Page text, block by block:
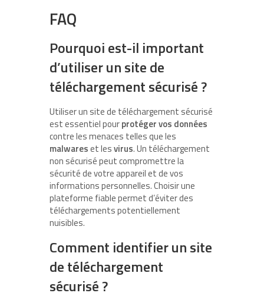
FAQ
Pourquoi est-il important
d’utiliser un site de
téléchargement sécurisé ?
Utiliser un site de téléchargement sécurisé
est essentiel pourprotéger vos données
contre les menaces telles que les
malwareset lesvirus. Un téléchargement
non sécurisé peut compromettre la
sécurité de votre appareil et de vos
informations personnelles. Choisir une
plateforme fiable permet d’éviter des
téléchargements potentiellement
nuisibles.
Comment identifier un site
de téléchargement
sécurisé ?